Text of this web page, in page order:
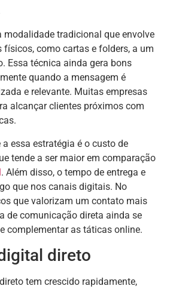
modalidade tradicional que envolve
físicos, como cartas e folders, a um
Essa técnica ainda gera bons
quando a mensagem é
e relevante. Muitas empresas
alcançar clientes próximos com
essa estratégia é o custo de
tende a ser maior em comparação
. Além disso, o tempo de entrega e
que nos canais digitais. No
que valorizam um contato mais
de comunicação direta ainda se
complementar as táticas online.
direto
tem crescido rapidamente,